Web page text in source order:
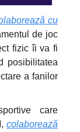
cu
de joc
fizic îi va fi
posibilitatea
a fanilor
care
colaborează